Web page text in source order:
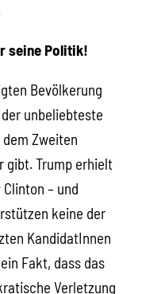
seine Politik!
Bevölkerung
unbeliebteste
Zweiten
gibt. Trump erhielt
– und
keine der
KandidatInnen
Fakt, dass das
Verletzung